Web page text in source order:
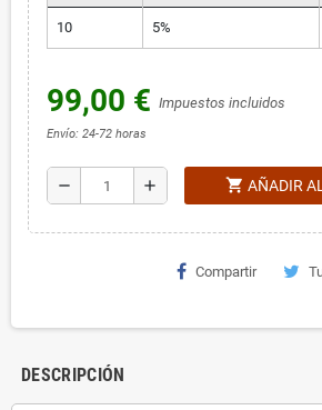
10 5%
99,00 € Impuestos incluidos
Envío: 24-72 horas
remove add shopping_cart AÑADIR
Compartir
DESCRIPCIÓN